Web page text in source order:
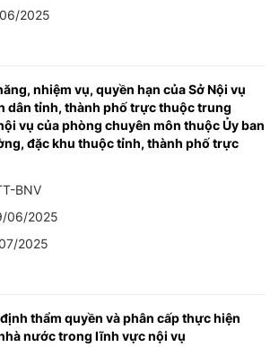
2025
nhiệm vụ, quyền hạn của Sở Nội vụ
dân tỉnh, thành phố trực thuộc trung
vụ của phòng chuyên môn thuộc Ủy ban
đặc khu thuộc tỉnh, thành phố trực
BNV
06/2025
2025
thẩm quyền và phân cấp thực hiện
nước trong lĩnh vực nội vụ